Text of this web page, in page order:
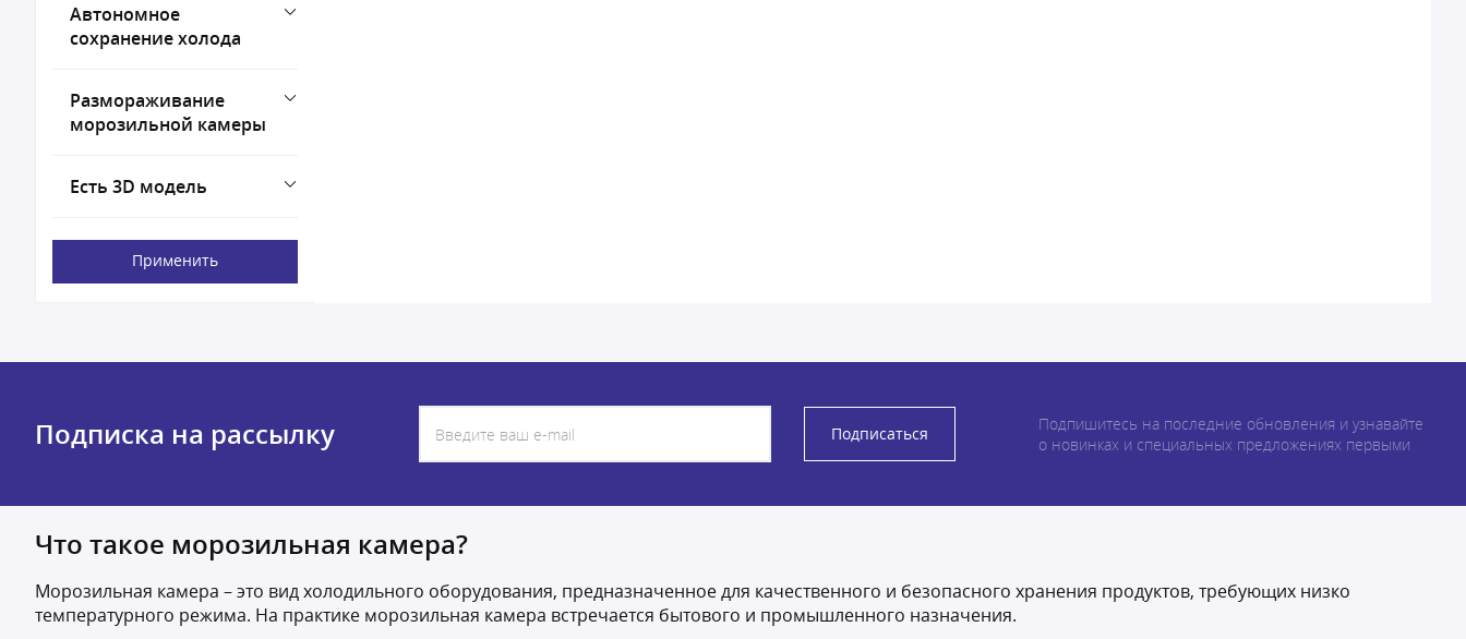
Автономное
сохранение холода
Размораживание
морозильной камеры
Есть 3D модель
Применить
Подписка на рассылку Подписаться
Подпишитесь на последние обновления и узнавайте
о новинках и специальных предложениях первыми
Что такое морозильная камера?
Морозильная камера – это вид холодильного оборудования, предназначенное для качественного и безопасного хранения продуктов, требующих низко
температурного режима. На практике морозильная камера встречается бытового и промышленного назначения.